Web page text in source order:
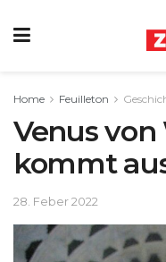
Home Feuilleton
Venus
kommt
28. Feber 2022